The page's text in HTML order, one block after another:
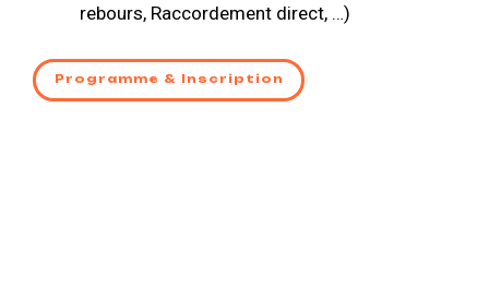
rebours, Raccordement direct, …)
Programme & Inscription